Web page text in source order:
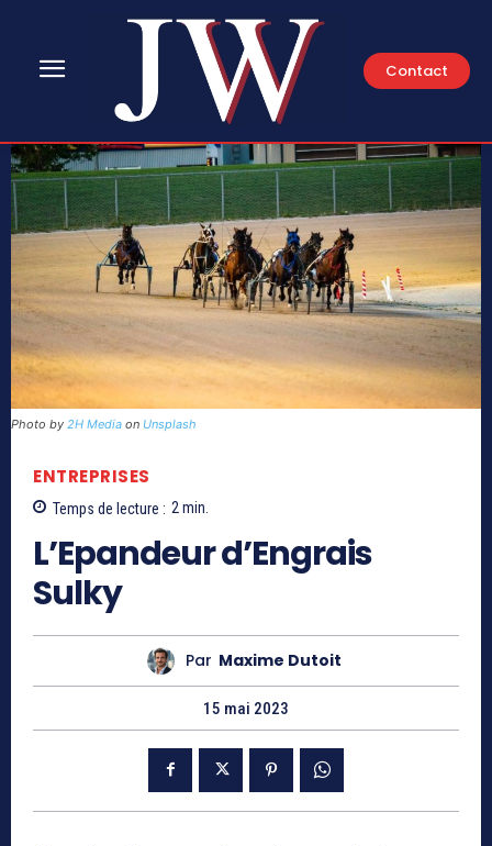
Contact
Photo by 2H Media on Unsplash
ENTREPRISES
Temps de lecture : 2min.
L’Epandeur d’Engrais
Sulky
Par Maxime Dutoit
15 mai 2023